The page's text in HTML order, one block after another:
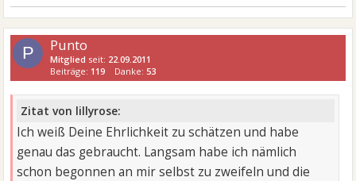
P Punto
Mitglied seit: 22.09.2011
Beiträge: 119 Danke:53
Zitat von lillyrose:
Ich weiß Deine Ehrlichkeit zu schätzen und habe
genau das gebraucht. Langsam habe ich nämlich
schon begonnen an mir selbst zu zweifeln und die